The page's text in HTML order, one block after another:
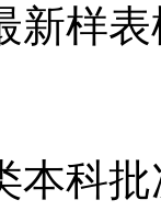
新样
本科